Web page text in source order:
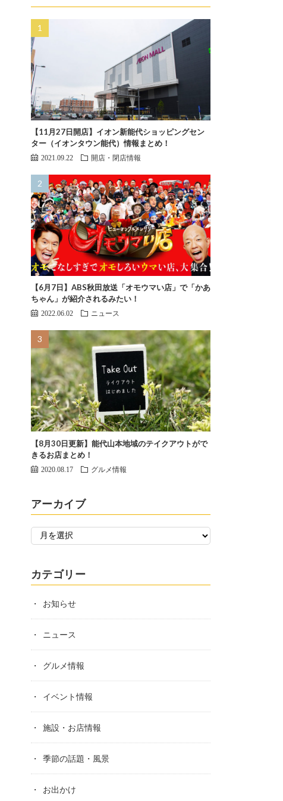
【11月27日開店】イオン新能代ショッピングセン
ター（イオンタウン能代）情報まとめ！
2021.09.22 開店・閉店情報
【6月7日】ABS秋田放送「オモウマい店」で「かあ
ちゃん」が紹介されるみたい！
2022.06.02 ニュース
【8月30日更新】能代山本地域のテイクアウトがで
きるお店まとめ！
2020.08.17 グルメ情報
アーカイブ
カテゴリー
お知らせ
ニュース
グルメ情報
イベント情報
施設・お店情報
季節の話題・風景
お出かけ